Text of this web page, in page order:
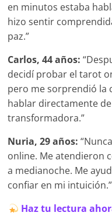
en minutos estaba
hizo sentir
paz.”
Carlos, 44 años:
decidí probar el tarot
pero me sorprendió la
hablar directamente
transformadora.”
Nuria, 29 años:
online. Me atendieron
a medianoche. Me
confiar en mi intuición.”
Haz tu lectura